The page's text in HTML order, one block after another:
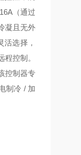
（通过
凝且无外
选择，
控制。
控制器专
制冷 / 加